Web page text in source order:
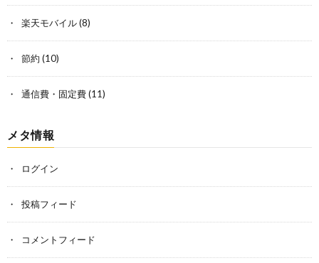
楽天モバイル(8)
節約 (10)
通信費・固定費(11)
メタ情報
ログイン
投稿フィード
コメントフィード